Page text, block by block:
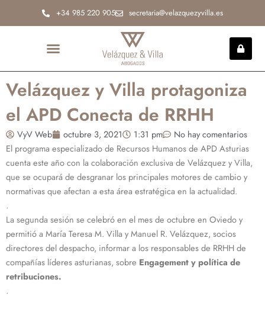
+34 985 220 905 secretaria@velazquezyvilla.es
Velázquez y Villa protagoniza
el APD Conecta de RRHH
VyV Web octubre 3, 2021 1:31 pm
No hay comentarios
El programa especializado de Recursos Humanos de APD Asturias
cuenta este año con la colaboración exclusiva de Velázquez y Villa,
que se ocupará de desgranar los principales motores de cambio y
normativas que afectan a esta área estratégica en la actualidad.
.
La segunda sesión se celebró en el mes de octubre en Oviedo y
permitió a María Teresa M. Villa y Manuel R. Velázquez, socios
directores del despacho, informar a los responsables de RRHH de
compañías líderes asturianas, sobre Engagement y política de
retribuciones.
.